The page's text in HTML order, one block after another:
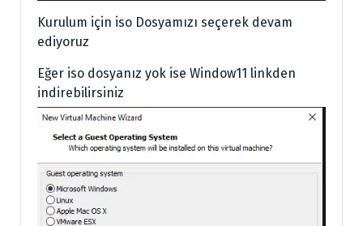
Kurulum için iso Dosyamızı seçerek devam
ediyoruz
Eğer iso dosyanız yok ise Window11 linkden
indirebilirsiniz